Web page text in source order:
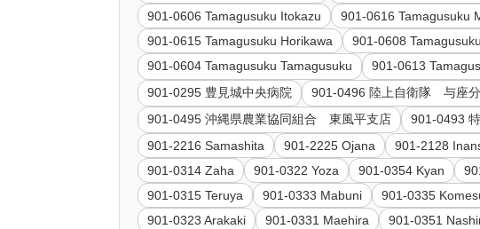
901-0606 Tamagusuku Itokazu
901-0616 Tamagusuku
901-0615 Tamagusuku Horikawa
901-0608
901-0604 Tamagusuku Tamagusuku
901-0613
901-0295 豊見城中央病院
901-0496 陸上自衛隊 与座
901-0495 沖縄県農業協同組合 東風平支店
901-0493
901-2216 Samashita
901-2225 Ojana 901-2128
901-0314 Zaha
901-0322 Yoza 901-0354 Kyan
901-0315 Teruya
901-0333 Mabuni 901-0335
901-0323 Arakaki
901-0331 Maehira 901-0351